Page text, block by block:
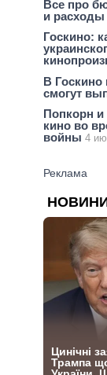
Все про
и расходы
Госкино:
В Госкино
смогут
Попкорн
кино во
войны 4